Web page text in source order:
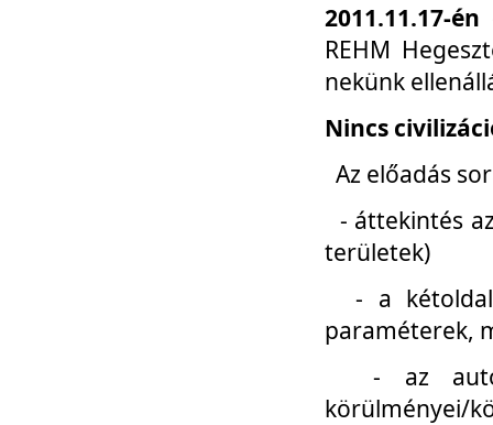
2011.11.17-
REHM
nekünk
Nincs
Az előadás
- áttekintés
területek)
- a kétoldali
paraméterek,
- az
körülményei/